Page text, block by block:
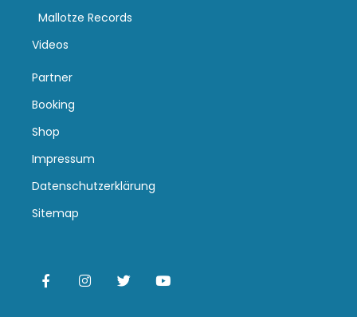
Mallotze Records
Videos
Partner
Booking
Shop
Impressum
Datenschutzerklärung
Sitemap